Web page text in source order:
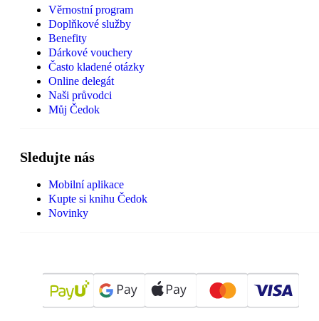
Věrnostní program
Doplňkové služby
Benefity
Dárkové vouchery
Často kladené otázky
Online delegát
Naši průvodci
Můj Čedok
Sledujte nás
Mobilní aplikace
Kupte si knihu Čedok
Novinky